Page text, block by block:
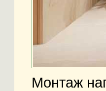
Монтаж